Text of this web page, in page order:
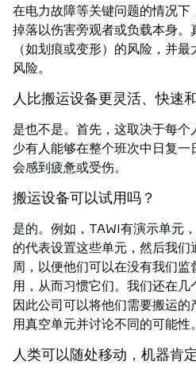
在电力故障等关键问题的情况下
掉落以伤害旁观者或负载本身
（如划痕或变形）的风险，并
风险。
人比搬运设备更灵活、快速
是也不是。首先，这取决于每
少有人能够在整个班次中日复
会感到疲惫或受伤。
搬运设备可以试用吗？
是的。例如，TAWI有演示单元
的代表设置这些单元，然后我
周，以便他们可以在没有我们
用，从而习惯它们。我们还在几
因此公司可以将他们需要搬运
用真空单元并讨论不同的可能性。
人类可以随处移动，机器肯